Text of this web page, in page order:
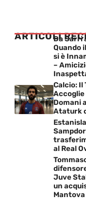
ARTICOLIDa Sarri
Quando
si è
–
Calcio: Il
Domani
Ataturk
al Real
Juve
un